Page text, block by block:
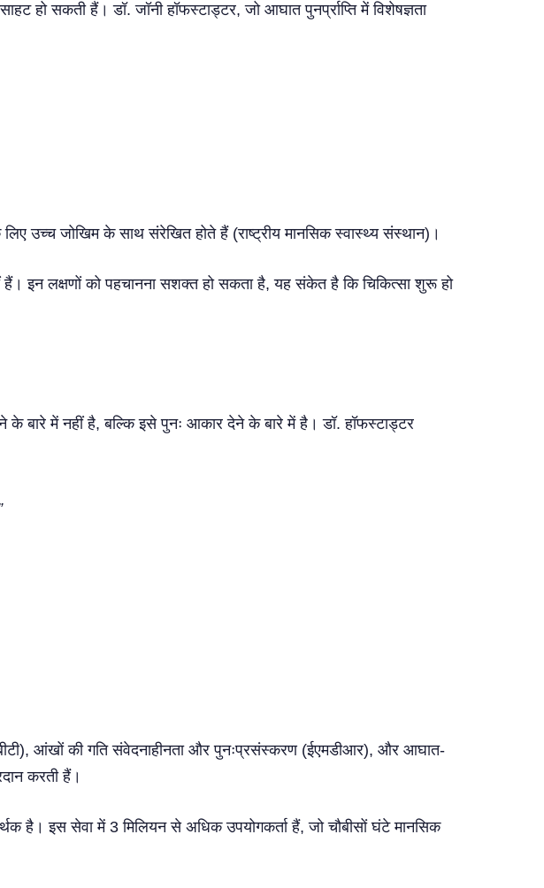
सकती हैं। डॉ. जॉनी हॉफस्टाड्टर, जो आघात पुनर्प्राप्ति में विशेषज्ञता
उच्च जोखिम के साथ संरेखित होते हैं (राष्ट्रीय मानसिक स्वास्थ्य संस्थान)।
इन लक्षणों को पहचानना सशक्त हो सकता है, यह संकेत है कि चिकित्सा शुरू हो
के बारे में नहीं है, बल्कि इसे पुनः आकार देने के बारे में है। डॉ. हॉफस्टाड्टर
आंखों की गति संवेदनाहीनता और पुनःप्रसंस्करण (ईएमडीआर), और आघात-
करती हैं।
है। इस सेवा में 3 मिलियन से अधिक उपयोगकर्ता हैं, जो चौबीसों घंटे मानसिक